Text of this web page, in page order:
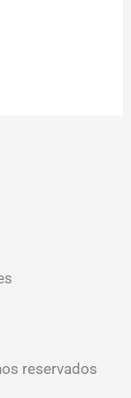
reservados